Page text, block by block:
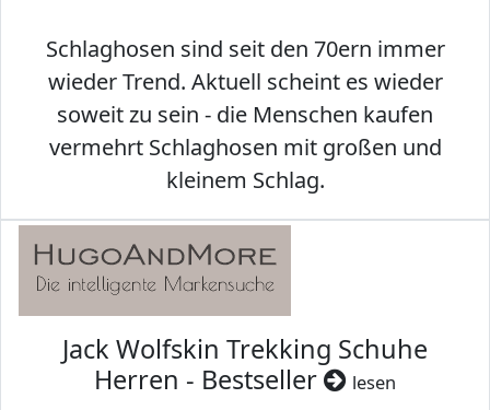
Schlaghosen sind seit den 70ern immer
wieder Trend. Aktuell scheint es wieder
soweit zu sein - die Menschen kaufen
vermehrt Schlaghosen mit großen und
kleinem Schlag.
Jack Wolfskin Trekking Schuhe
Herren - Bestseller
lesen